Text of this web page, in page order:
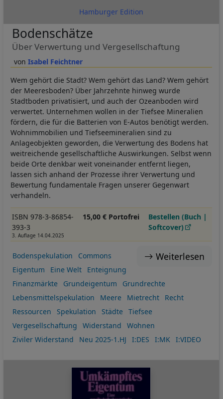
Hamburger Edition
Isabel Feichtner
Bodenschätze
Über Verwertung und Vergesellschaftung
Wem gehört die Stadt? Wem gehört das Land? Wem gehört
der Meeresboden? Über Jahrzehnte hinweg wurde
Stadtboden privatisiert, und auch der Ozeanboden wird
verwertet. Unternehmen wollen in der Tiefsee Mineralien
fördern, die für die Batterien von E-Autos benötigt werden.
Wohnimmobilien und Tiefseemineralien sind zu
Anlageobjekten geworden, die Verwertung des Bodens hat
weitreichende gesellschaftliche Auswirkungen. Selbst wenn
beide Orte denkbar weit voneinander entfernt liegen,
lassen sich anhand der Prozesse ihrer Verwertung und
Bewertung fundamentale Fragen unserer Gegenwart
verhandeln.
ISBN 978-3-86854-
393-3
3. Auflage 14.04.2025
15,00 € Portofrei
Bestellen (Buch |
Softcover)
Weiterlesen
Bodenspekulation
Commons
Eigentum
Eine Welt
Enteignung
Finanzmärkte
Grundeigentum
Grundrechte
Lebensmittelspekulation
Meere Mietrecht
Recht
Ressourcen
Spekulation Städte
Tiefsee
Vergesellschaftung
Widerstand
Wohnen
Ziviler Widerstand
Neu 2025-1.HJ I:DES I:MK I:VIDEO